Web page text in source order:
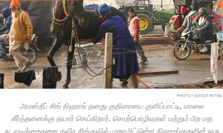
PHOTO • JOYDIP MITRA
அமன்தீப் சிங் நிஹாங் தனது குதிரையை குளிப்பாட்டி, மாலை
கீர்த்தனைக்கு தயார் செய்கிறார். சொற்பொழிவுகள் மற்றும் பிற மத
நடவடிக்கைகளை தவிர சிங்குவில் முகாமிட்டுள்ள நிஹாங்குகளின் ஒரு